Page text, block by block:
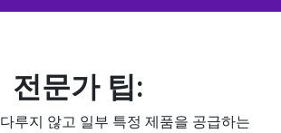
전문가 팁:
루지 않고 일부 특정 제품을 공급하는